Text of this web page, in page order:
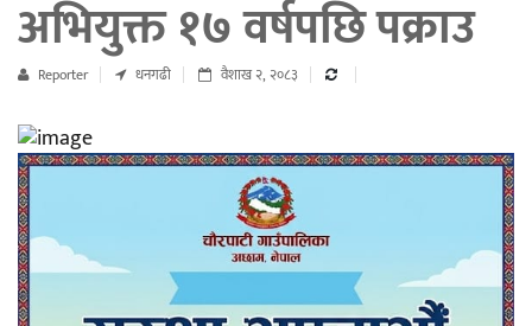
अभियुक्त १७ वर्षपछि पक्राउ
Reporter धनगढी वैशाख २, २०८३